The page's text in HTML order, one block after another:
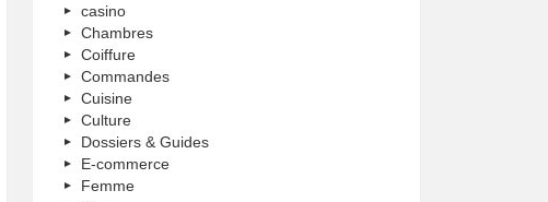
casino
Chambres
Coiffure
Commandes
Cuisine
Culture
Dossiers & Guides
E-commerce
Femme